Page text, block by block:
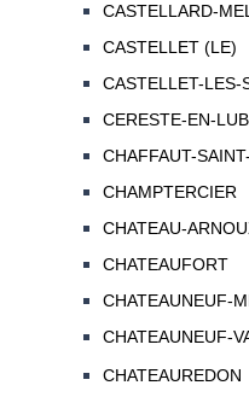
CASTELLARD-
CASTELLET (LE)
CASTELLET-LES-
CERESTE-EN-
CHAFFAUT-
CHAMPTERCIER
CHATEAU-
CHATEAUFORT
CHATEAUNEUF-
CHATEAUNEUF-
CHATEAUREDON